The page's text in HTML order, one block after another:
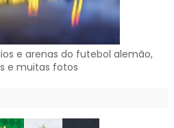
e arenas do futebol alemão,
e muitas fotos